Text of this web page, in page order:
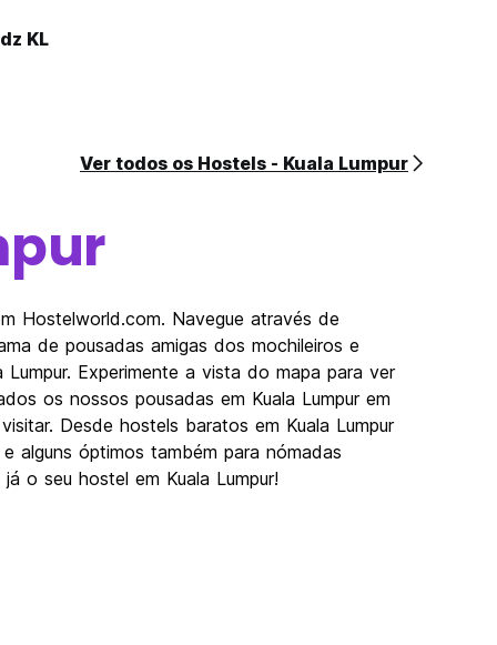
KL
Ver todos os Hostels - Kuala Lumpur
Hostelworld.com. Navegue através de
de pousadas amigas dos mochileiros e
Experimente a vista do mapa para ver
os nossos pousadas em Kuala Lumpur em
Desde hostels baratos em Kuala Lumpur
alguns óptimos também para nómadas
o seu hostel em Kuala Lumpur!